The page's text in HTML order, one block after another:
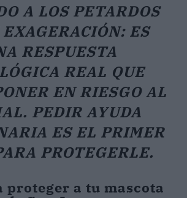
A LOS PETARDOS
ES
RESPUESTA
REAL QUE
EN RIESGO AL
PEDIR AYUDA
ES EL PRIMER
PROTEGERLE.
proteger a tu mascota